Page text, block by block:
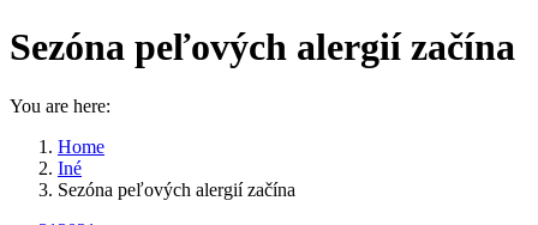
Sezóna peľových alergií začína
You are here:
Home
Iné
Sezóna peľových alergií začína